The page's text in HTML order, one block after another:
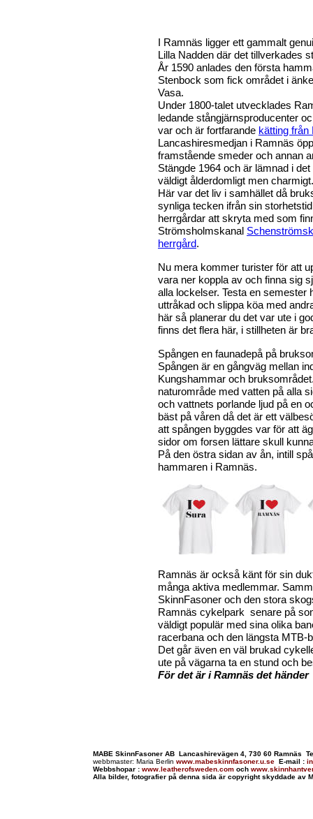
I Ramnäs ligger ett gammalt
Lilla Nadden där det tillverkades
År 1590 anlades den första
Stenbock som fick området i
Vasa.
Under 1800-talet utvecklades
ledande stångjärnsproducenter
var och är fortfarande kätting från
Lancashiresmedjan i Ramnäs
framstående smeder och annan
Stängde 1964 och är lämnad i
väldigt ålderdomligt men charmigt.
Här var det liv i samhället då
synliga tecken ifrån sin
herrgårdar att skryta med som
Strömsholmskanal
herrgård.
Nu mera kommer turister för att
vara ner koppla av och finna sig
alla lockelser. Testa en semester
uttråkad och slippa köa med
här så planerar du det var ute i
finns det flera här, i stillheten är
Spången en faunadepå på
Spången är en gångväg mellan
Kungshammar och
naturområde med vatten på alla
och vattnets porlande ljud på en
bäst på våren då det är ett
att spången byggdes var för att
sidor om forsen lättare skull
På den östra sidan av ån, intill
hammaren i Ramnäs.
Ramnäs är också känt för sin
många aktiva medlemmar.
SkinnFasoner och den stora
Ramnäs cykelpark senare på
väldigt populär med sina olika
racerbana och den längsta MTB-
Det går även en väl brukad
ute på vägarna ta en stund och
För det är i Ramnäs det händer
MABE SkinnFasoner AB Lancashirevägen 4, 730 60 Ramnäs
webbmaster: Maria Berlin www.mabeskinnfasoner.u.se E-mail :
Webbshopar : www.leatherofsweden.com och
Alla bilder, fotografier på denna sida är copyright skyddade av